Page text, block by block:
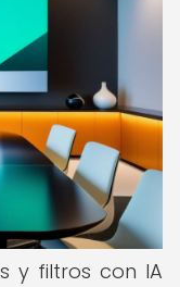
y filtros con IA